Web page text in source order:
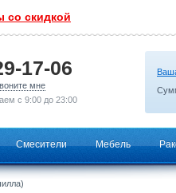
со скидкой
17-06
мне
с 9:00 до 23:00
Смесители Мебель